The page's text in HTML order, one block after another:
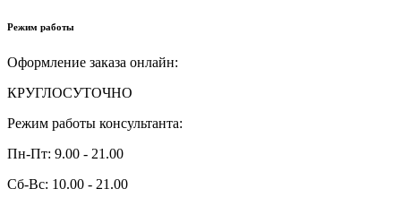
Режим работы
Оформление заказа онлайн:
КРУГЛОСУТОЧНО
Режим работы консультанта:
Пн-Пт: 9.00 - 21.00
Сб-Вс: 10.00 - 21.00